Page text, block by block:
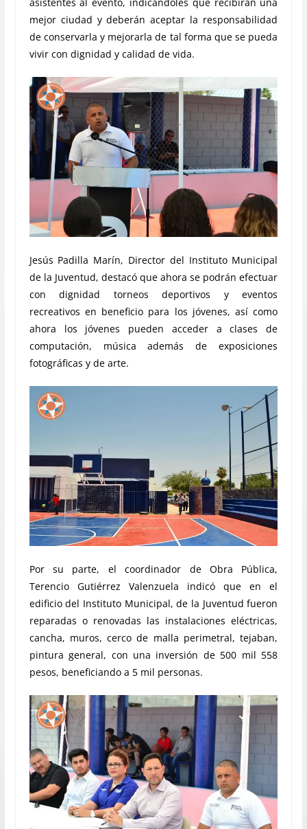
mejor ciudad y deberán aceptar la responsabilidad
de conservarla y mejorarla de tal forma que se pueda
vivir con dignidad y calidad de vida.
Jesús Padilla Marín, Director del Instituto Municipal
de la Juventud, destacó que ahora se podrán efectuar
con dignidad torneos deportivos y eventos
recreativos en beneficio para los jóvenes, así como
ahora los jóvenes pueden acceder a clases de
computación, música además de exposiciones
fotográficas y de arte.
Por su parte, el coordinador de Obra Pública,
Terencio Gutiérrez Valenzuela indicó que en el
edificio del Instituto Municipal, de la Juventud fueron
reparadas o renovadas las instalaciones eléctricas,
cancha, muros, cerco de malla perimetral, tejaban,
pintura general, con una inversión de 500 mil 558
pesos, beneficiando a 5 mil personas.